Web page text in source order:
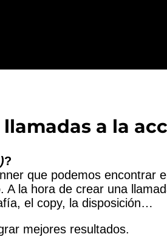
a la
?
que podemos encontrar
A la hora de crear una
el copy, la disposición…
mejores resultados.